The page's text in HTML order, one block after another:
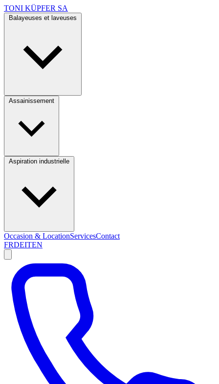
TONI KÜPFER SA
Occasion & LocationServicesContact
FRDEITEN